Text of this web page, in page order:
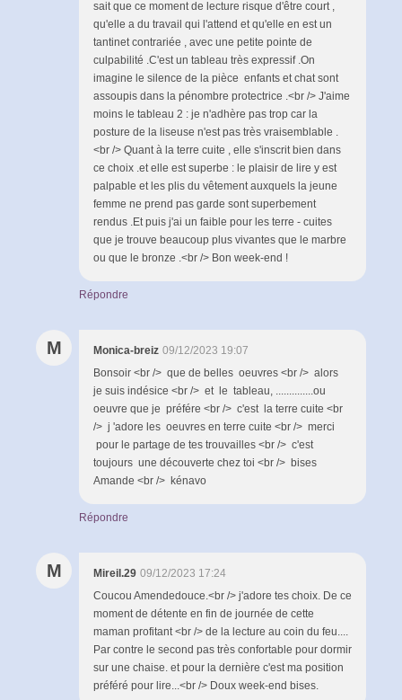
sait que ce moment de lecture risque d'être court ,
qu'elle a du travail qui l'attend et qu'elle en est un
tantinet contrariée , avec une petite pointe de
culpabilité .C'est un tableau très expressif .On
imagine le silence de la pièce enfants et chat sont
assoupis dans la pénombre protectrice .<br /> J'aime
moins le tableau 2 : je n'adhère pas trop car la
posture de la liseuse n'est pas très vraisemblable .
<br /> Quant à la terre cuite , elle s'inscrit bien dans
ce choix .et elle est superbe : le plaisir de lire y est
palpable et les plis du vêtement auxquels la jeune
femme ne prend pas garde sont superbement
rendus .Et puis j'ai un faible pour les terre - cuites
que je trouve beaucoup plus vivantes que le marbre
ou que le bronze .<br /> Bon week-end !
Répondre
M Monica-breiz 09/12/2023 19:07
Bonsoir <br /> que de belles oeuvres <br /> alors
je suis indésice <br /> et le tableau, ..............ou
oeuvre que je préfére <br /> c'est la terre cuite <br
/> j 'adore les oeuvres en terre cuite <br /> merci
pour le partage de tes trouvailles <br /> c'est
toujours une découverte chez toi <br /> bises
Amande <br /> kénavo
Répondre
M Mireil.29 09/12/2023 17:24
Coucou Amendedouce.<br /> j'adore tes choix. De ce
moment de détente en fin de journée de cette
maman profitant <br /> de la lecture au coin du feu....
Par contre le second pas très confortable pour dormir
sur une chaise. et pour la dernière c'est ma position
préféré pour lire...<br /> Doux week-end bises.